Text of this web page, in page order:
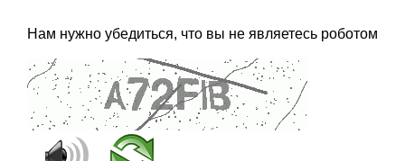
Нам нужно убедиться, что вы не являетесь роботом